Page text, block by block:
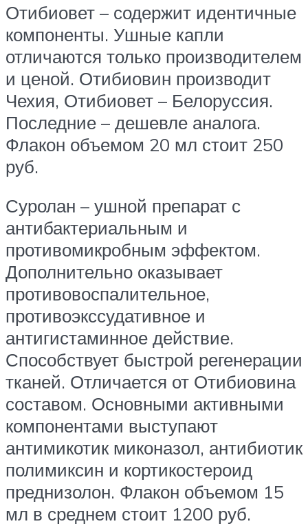
Отибиовет – содержит идентичные
компоненты. Ушные капли
отличаются только производителем
и ценой. Отибиовин производит
Чехия, Отибиовет – Белоруссия.
Последние – дешевле аналога.
Флакон объемом 20 мл стоит 250
руб.
Суролан – ушной препарат с
антибактериальным и
противомикробным эффектом.
Дополнительно оказывает
противовоспалительное,
противоэкссудативное и
антигистаминное действие.
Способствует быстрой регенерации
тканей. Отличается от Отибиовина
составом. Основными активными
компонентами выступают
антимикотик миконазол, антибиотик
полимиксин и кортикостероид
преднизолон. Флакон объемом 15
мл в среднем стоит 1200 руб.